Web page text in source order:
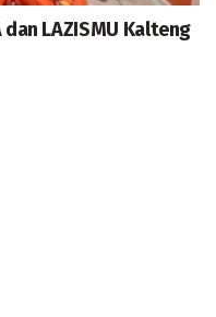
LAZISMU Kalteng